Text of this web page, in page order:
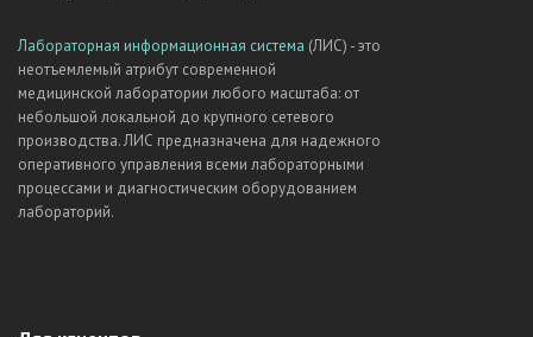
Лабораторная информационная система (ЛИС) - это
неотъемлемый атрибут современной
медицинской лаборатории любого масштаба: от
небольшой локальной до крупного сетевого
производства. ЛИС предназначена для надежного
оперативного управления всеми лабораторными
процессами и диагностическим оборудованием
лабораторий.